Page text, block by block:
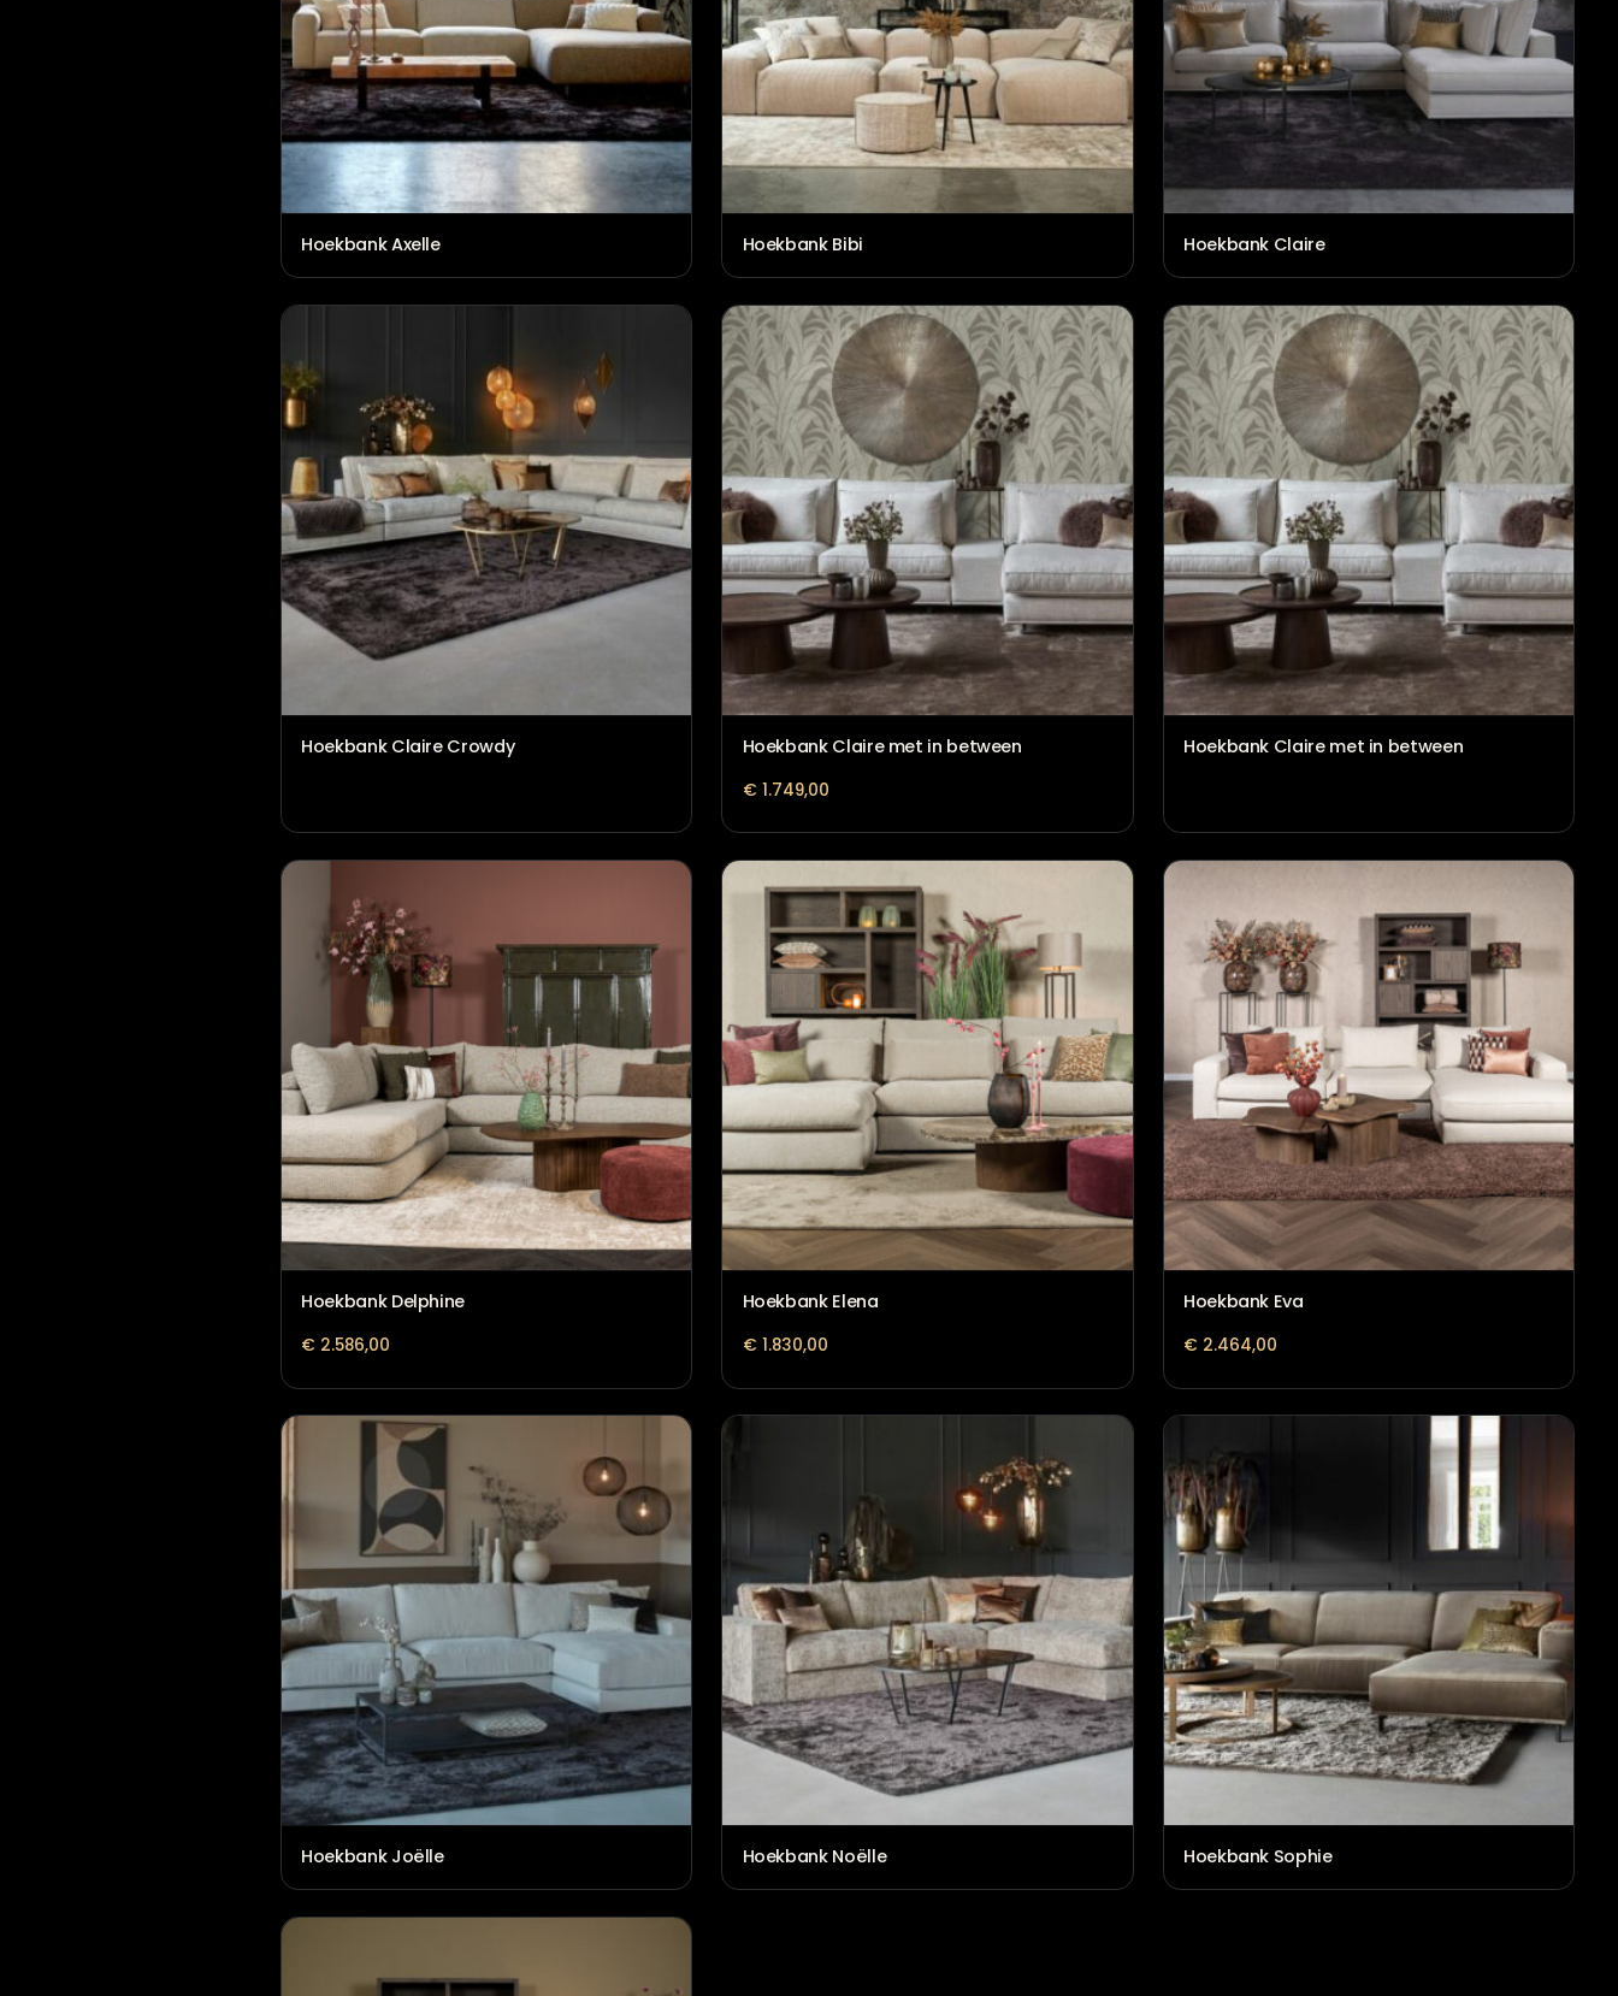
Hoekbank Axelle Hoekbank Bibi Hoekbank Claire
Hoekbank Claire Crowdy Hoekbank Claire met in between
€1.749,00
Hoekbank Claire met in
Hoekbank Delphine
€ 2.586,00
Hoekbank Elena
€1.830,00
Hoekbank Eva
€2.464,00